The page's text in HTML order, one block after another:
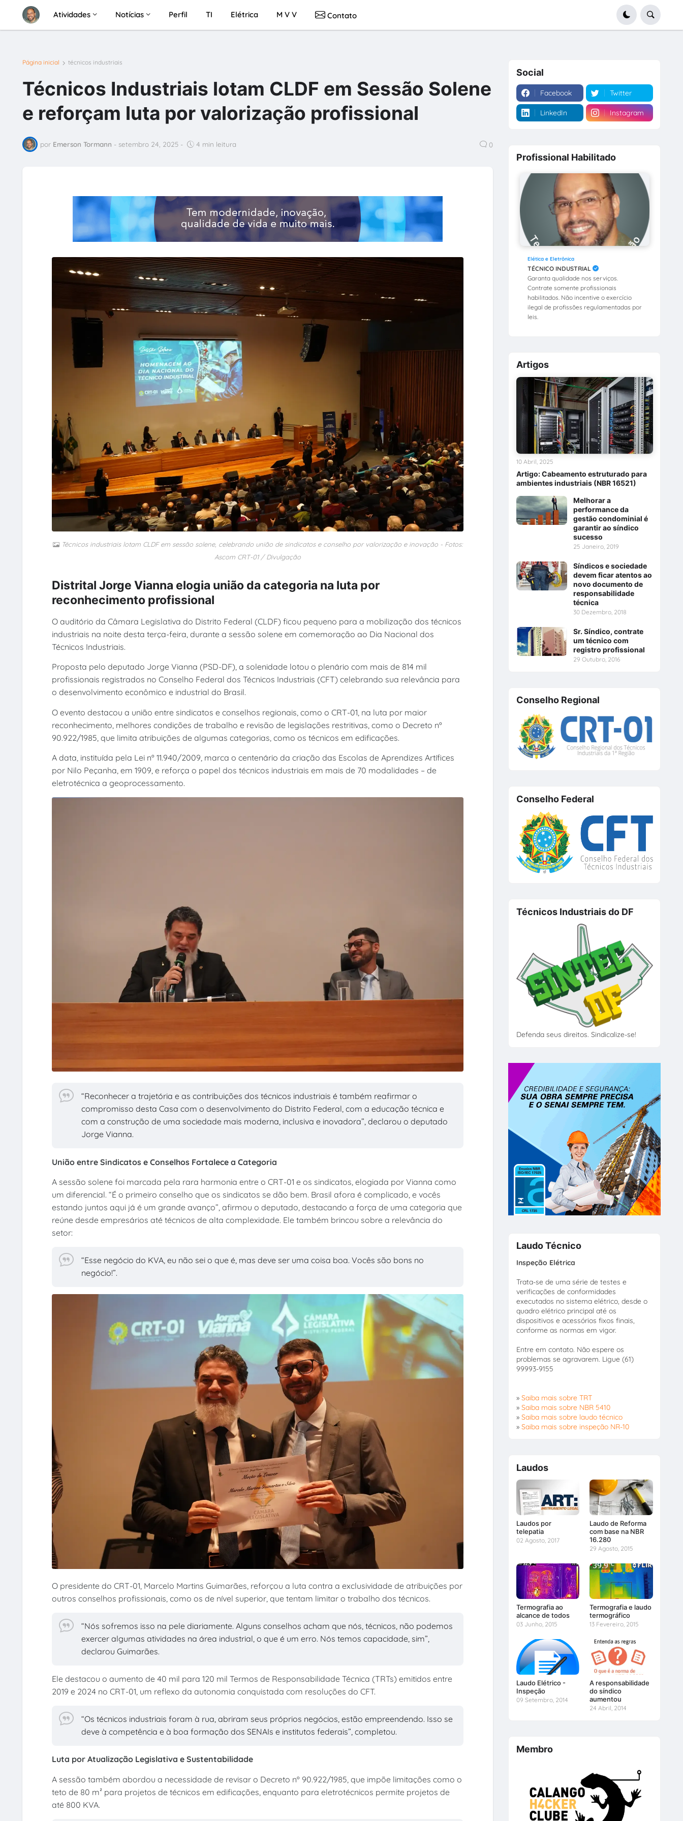
Atividades Notícias Perfil TI Elétrica M V V Contato
Página inicial técnicos industriais
Técnicos Industriais lotam CLDF em Sessão Solene
e reforçam luta por valorização profissional
por Emerson Tormann - setembro 24, 2025 - 4 min leitura 0
Técnicos industriais lotam CLDF em sessão solene, celebrando união de sindicatos e conselho por valorização e inovação - Fotos:
Ascom CRT-01 / Divulgação
Distrital Jorge Vianna elogia união da categoria na luta por
reconhecimento profissional
O auditório da Câmara Legislativa do Distrito Federal (CLDF) ficou pequeno para a mobilização dos técnicos
industriais na noite desta terça-feira, durante a sessão solene em comemoração ao Dia Nacional dos
Técnicos Industriais.
Proposta pelo deputado Jorge Vianna (PSD-DF), a solenidade lotou o plenário com mais de 814 mil
profissionais registrados no Conselho Federal dos Técnicos Industriais (CFT) celebrando sua relevância para
o desenvolvimento econômico e industrial do Brasil.
O evento destacou a união entre sindicatos e conselhos regionais, como o CRT-01, na luta por maior
reconhecimento, melhores condições de trabalho e revisão de legislações restritivas, como o Decreto nº
90.922/1985, que limita atribuições de algumas categorias, como os técnicos em edificações.
A data, instituída pela Lei nº 11.940/2009, marca o centenário da criação das Escolas de Aprendizes Artífices
por Nilo Peçanha, em 1909, e reforça o papel dos técnicos industriais em mais de 70 modalidades – de
eletrotécnica a geoprocessamento.
“Reconhecer a trajetória e as contribuições dos técnicos industriais é também reafirmar o
compromisso desta Casa com o desenvolvimento do Distrito Federal, com a educação técnica e
com a construção de uma sociedade mais moderna, inclusiva e inovadora”, declarou o deputado
Jorge Vianna.
União entre Sindicatos e Conselhos Fortalece a Categoria
A sessão solene foi marcada pela rara harmonia entre o CRT-01 e os sindicatos, elogiada por Vianna como
um diferencial. “É o primeiro conselho que os sindicatos se dão bem. Brasil afora é complicado, e vocês
estando juntos aqui já é um grande avanço”, afirmou o deputado, destacando a força de uma categoria que
reúne desde empresários até técnicos de alta complexidade. Ele também brincou sobre a relevância do
setor:
“Esse negócio do KVA, eu não sei o que é, mas deve ser uma coisa boa. Vocês são bons no
negócio!”.
O presidente do CRT-01, Marcelo Martins Guimarães, reforçou a luta contra a exclusividade de atribuições por
outros conselhos profissionais, como os de nível superior, que tentam limitar o trabalho dos técnicos.
“Nós sofremos isso na pele diariamente. Alguns conselhos acham que nós, técnicos, não podemos
exercer algumas atividades na área industrial, o que é um erro. Nós temos capacidade, sim”,
declarou Guimarães.
Ele destacou o aumento de 40 mil para 120 mil Termos de Responsabilidade Técnica (TRTs) emitidos entre
2019 e 2024 no CRT-01, um reflexo da autonomia conquistada com resoluções do CFT.
“Os técnicos industriais foram à rua, abriram seus próprios negócios, estão empreendendo. Isso se
deve à competência e à boa formação dos SENAIs e institutos federais”, completou.
Luta por Atualização Legislativa e Sustentabilidade
A sessão também abordou a necessidade de revisar o Decreto nº 90.922/1985, que impõe limitações como o
teto de 80 m² para projetos de técnicos em edificações, enquanto para eletrotécnicos permite projetos de
até 800 KVA.
Social
Facebook Twitter
LinkedIn Instagram
Profissional Habilitado
Elética e Eletrônica
TÉCNICO INDUSTRIAL
Garanta qualidade nos serviços.
Contrate somente profissionais
habilitados. Não incentive o exercício
ilegal de profissões regulamentadas por
leis.
Artigos
Artigo: Cabeamento estruturado para
ambientes industriais (NBR 16521)
10 Abril, 2025
Melhorar a
performance da
gestão condominial é
garantir ao síndico
sucesso
25 Janeiro, 2019
Síndicos e sociedade
devem ficar atentos ao
novo documento de
responsabilidade
técnica
30 Dezembro, 2018
Sr. Síndico, contrate
um técnico com
registro profissional
29 Outubro, 2016
Conselho Regional
Conselho Federal
Técnicos Industriais do DF
Defenda seus direitos. Sindicalize-se!
Laudo Técnico
Inspeção Elétrica
Trata-se de uma série de testes e
verificações de conformidades
executados no sistema elétrico, desde o
quadro elétrico principal até os
dispositivos e acessórios fixos finais,
conforme as normas em vigor.
Entre em contato. Não espere os
problemas se agravarem. Ligue (61)
99993-9155
» Saiba mais sobre TRT
» Saiba mais sobre NBR 5410
» Saiba mais sobre laudo técnico
» Saiba mais sobre inspeção NR-10
Laudos
Laudos por
telepatia
02 Agosto, 2017
Laudo de Reforma
com base na NBR
16.280
29 Agosto, 2015
Termografia ao
alcance de todos
03 Junho, 2015
Termografia e laudo
termográfico
13 Fevereiro, 2015
Laudo Elétrico -
Inspeção
09 Setembro, 2014
A responsabilidade
do síndico
aumentou
24 Abril, 2014
Membro